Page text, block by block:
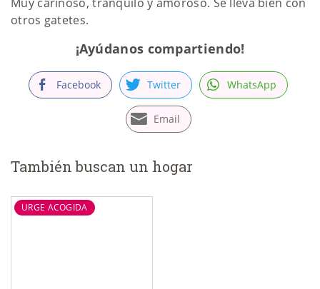
otros gatetes.
¡Ayúdanos compartiendo!
Facebook Twitter WhatsApp
Email
También buscan un hogar
URGE ACOGIDA